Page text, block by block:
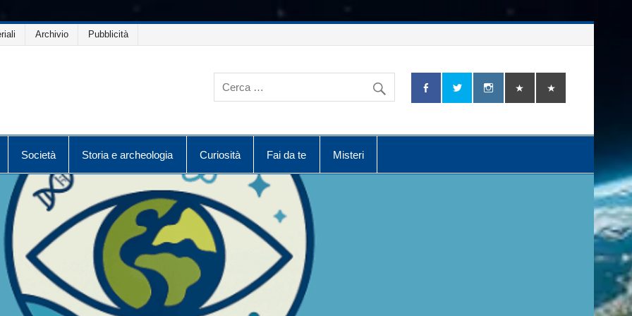
Archivio Pubblicità
Società Storia e archeologia Curiosità Fai da te Misteri